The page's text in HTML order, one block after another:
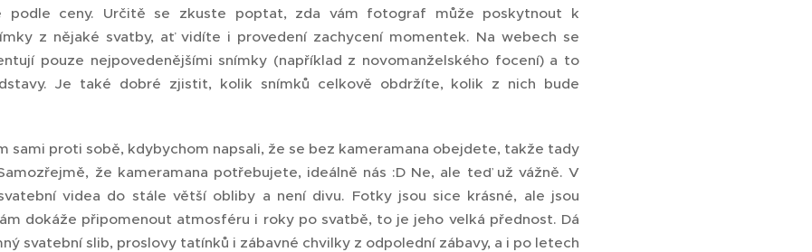
podle ceny. Určitě se zkuste poptat, zda vám fotograf může poskytnout k
z nějaké svatby, ať vidíte i provedení zachycení momentek. Na webech se
pouze nejpovedenějšími snímky (například z novomanželského focení) a to
Je také dobré zjistit, kolik snímků celkově obdržíte, kolik z nich bude
sami proti sobě, kdybychom napsali, že se bez kameramana obejdete, takže tady
že kameramana potřebujete, ideálně nás :D Ne, ale teď už vážně. V
videa do stále větší obliby a není divu. Fotky jsou sice krásné, ale jsou
dokáže připomenout atmosféru i roky po svatbě, to je jeho velká přednost. Dá
svatební slib, proslovy tatínků i zábavné chvilky z odpolední zábavy, a i po letech